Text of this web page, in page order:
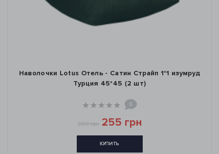
Наволочки Lotus Отель - Сатин Страйп 1*1 изумруд
Турция 45*45 (2 шт)
0
300 грн 255 грн
КУПИТЬ